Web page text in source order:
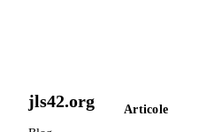
jls42.org Articole